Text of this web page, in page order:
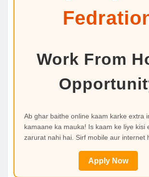
Work From
Ab ghar baithe online kaam karke extra
kamaane ka mauka! Is kaam ke liye kisi
zarurat nahi hai. Sirf mobile aur internet
Apply Now